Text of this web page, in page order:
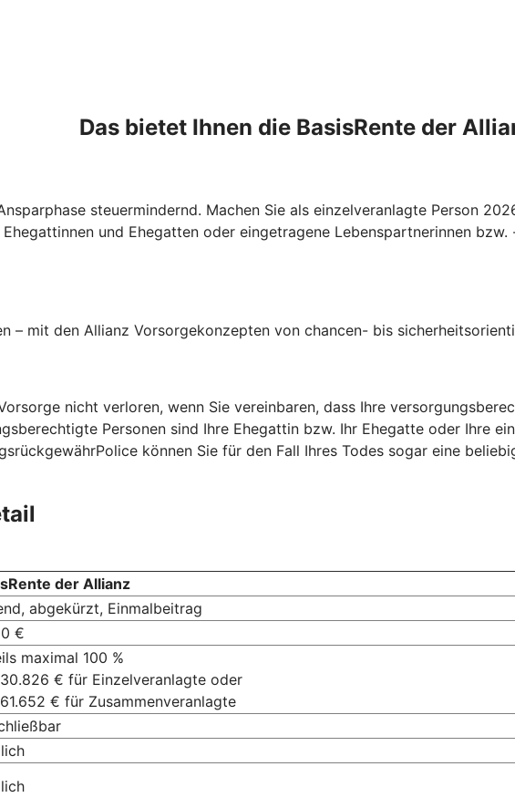
Das bietet Ihnen die BasisRente der
steuermindernd. Machen Sie als einzelveranlagte Person
und Ehegatten oder eingetragene Lebenspartnerinnen
– mit den Allianz Vorsorgekonzepten von chancen- bis
nicht verloren, wenn Sie vereinbaren, dass Ihre
Personen sind Ihre Ehegattin bzw. Ihr Ehegatte oder Ihre
können Sie für den Fall Ihres Todes sogar eine
der Allianz
abgekürzt, Einmalbeitrag
€
maximal 100 %
€ für Einzelveranlagte oder
€ für Zusammenveranlagte